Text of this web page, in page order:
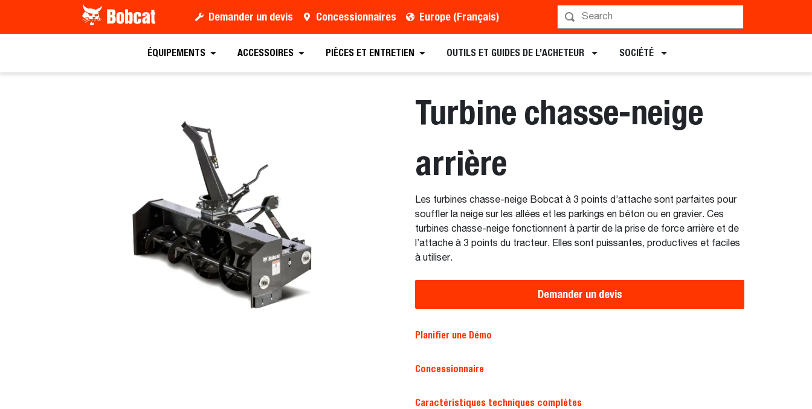
Demander un devis Concessionnaires Europe (Français)
ÉQUIPEMENTS ACCESSOIRES PIÈCES ET ENTRETIEN OUTILS ET GUIDES DE L’ACHETEUR SOCIÉTÉ
Turbine chasse-neige
arrière
Les turbines chasse-neige Bobcat à 3 points d’attache sont parfaites pour
souffler la neige sur les allées et les parkings en béton ou en gravier. Ces
turbines chasse-neige fonctionnent à partir de la prise de force arrière et de
l’attache à 3 points du tracteur. Elles sont puissantes, productives et faciles
à utiliser.
Demander un devis
Planifier une Démo
Concessionnaire
Caractéristiques techniques complètes
Demander un devis Trouver un concessionnaire Demander une brochure Planifier une démonstration